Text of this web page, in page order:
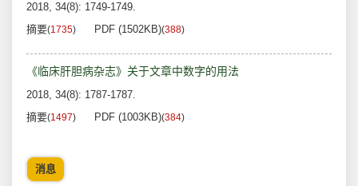
2018, 34(8): 1749-1749.
摘要(1735) PDF (1502KB)(388)
《临床肝胆病杂志》关于文章中数字的用法
2018, 34(8): 1787-1787.
摘要(1497) PDF (1003KB)(384)
消息